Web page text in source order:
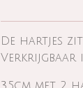
De hartjes
Verkrijgbaar